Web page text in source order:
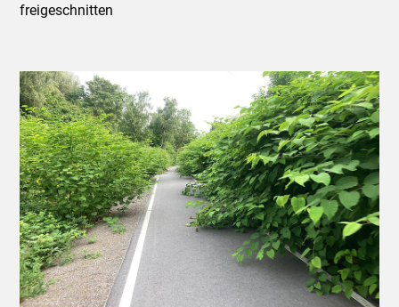
freigeschnitten